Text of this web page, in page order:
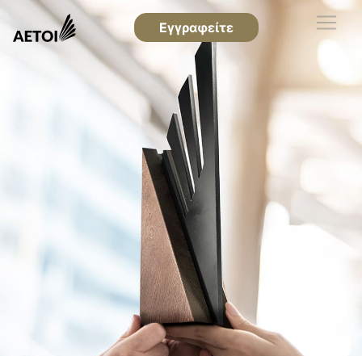
Εγγραφείτε